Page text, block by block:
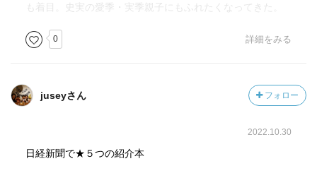
も着目。史実の愛季・実季親子にもふれたくなってきた。
0 詳細をみる
juseyさん フォロー
2022.10.30
日経新聞で★５つの紹介本